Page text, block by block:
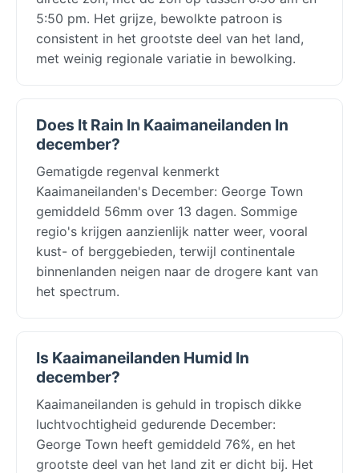
5:50 pm. Het grijze, bewolkte patroon is
consistent in het grootste deel van het land,
met weinig regionale variatie in bewolking.
Does It Rain In Kaaimaneilanden In
december?
Gematigde regenval kenmerkt
Kaaimaneilanden's December: George Town
gemiddeld 56mm over 13 dagen. Sommige
regio's krijgen aanzienlijk natter weer, vooral
kust- of berggebieden, terwijl continentale
binnenlanden neigen naar de drogere kant van
het spectrum.
Is Kaaimaneilanden Humid In
december?
Kaaimaneilanden is gehuld in tropisch dikke
luchtvochtigheid gedurende December:
George Town heeft gemiddeld 76%, en het
grootste deel van het land zit er dicht bij. Het